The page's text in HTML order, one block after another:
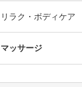
リラク・ボディケア
マッサージ